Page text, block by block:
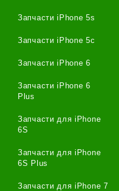
Запчасти iPhone 5s
Запчасти iPhone 5c
Запчасти iPhone 6
Запчасти iPhone 6
Plus
Запчасти для iPhone
6S
Запчасти для iPhone
6S Plus
Запчасти для iPhone 7